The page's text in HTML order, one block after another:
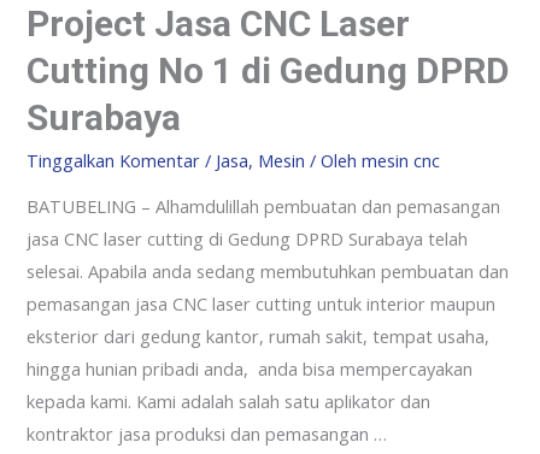
Project Jasa CNC Laser
Cutting No 1 di Gedung DPRD
Surabaya
Tinggalkan Komentar / Jasa, Mesin / Olehmesin cnc
BATUBELING – Alhamdulillah pembuatan dan pemasangan
jasa CNC laser cutting di Gedung DPRD Surabaya telah
selesai. Apabila anda sedang membutuhkan pembuatan dan
pemasangan jasa CNC laser cutting untuk interior maupun
eksterior dari gedung kantor, rumah sakit, tempat usaha,
hingga hunian pribadi anda, anda bisa mempercayakan
kepada kami. Kami adalah salah satu aplikator dan
kontraktor jasa produksi dan pemasangan …